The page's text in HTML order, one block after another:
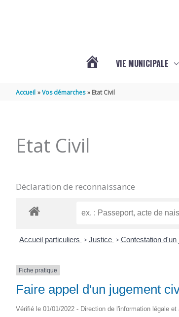
MAZERAY
VIE MUNICIPALE
Accueil Vos démarches Etat Civil
Etat Civil
Déclaration de reconnaissance
Accueil particuliers > Justice > Contestation d'un
Fiche pratique
Faire appel d'un jugement
Vérifié le 01/01/2022 - Direction de l'information légale